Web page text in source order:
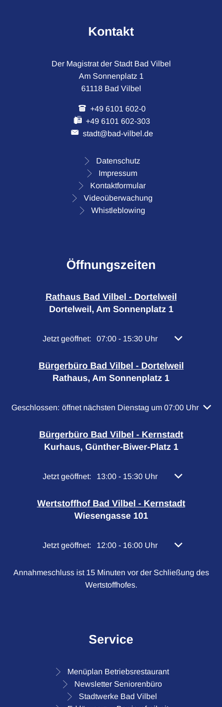
Kontakt
Der Magistrat der Stadt Bad Vilbel
Am Sonnenplatz 1
61118 Bad Vilbel
+49 6101 602-0
+49 6101 602-303
stadt@bad-vilbel.de
Datenschutz
Impressum
Kontaktformular
Videoüberwachung
Whistleblowing
Öffnungszeiten
Rathaus Bad Vilbel - Dortelweil
Dortelweil, Am Sonnenplatz 1
Klicken, um weitere Öffnungs- oder Schließzeiten
Jetzt geöffnet: 07:00 - 15:30 Uhr Von 07:00 bis
Bürgerbüro Bad Vilbel - Dortelweil
Rathaus, Am Sonnenplatz 1
Klicken, um weitere Öffnungs- oder Schließzeiten
Geschlossen: öffnet nächsten Dienstag um 07:00 Uhr
Bürgerbüro Bad Vilbel - Kernstadt
Kurhaus, Günther-Biwer-Platz 1
Klicken, um weitere Öffnungs- oder Schließzeiten
Jetzt geöffnet: 13:00 - 15:30 Uhr Von 13:00 bis
Wertstoffhof Bad Vilbel - Kernstadt
Wiesengasse 101
Klicken, um weitere Öffnungs- oder Schließzeiten
Jetzt geöffnet: 12:00 - 16:00 Uhr Von 12:00 bis
Annahmeschluss ist 15 Minuten vor der Schließung des
Wertstoffhofes.
Service
Menüplan Betriebsrestaurant
Newsletter Seniorenbüro
Stadtwerke Bad Vilbel